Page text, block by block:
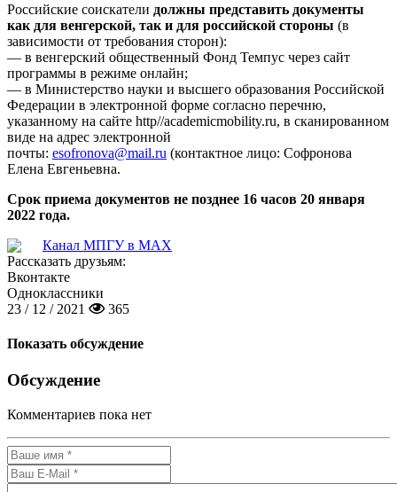
Российские соискатели должны представить документы
как для венгерской, так и для российской стороны (в
зависимости от требования сторон):
— в венгерский общественный Фонд Темпус через сайт
программы в режиме онлайн;
— в Министерство науки и высшего образования Российской
Федерации в электронной форме согласно перечню,
указанному на сайте http//academicmobility.ru, в сканированном
виде на адрес электронной
почты: esofronova@mail.ru (контактное лицо: Софронова
Елена Евгеньевна.
Срок приема документов не позднее 16 часов 20 января
2022 года.
Канал МПГУ в MAX
Рассказать друзьям:
Вконтакте
Одноклассники
23 / 12 / 2021
365
Показать обсуждение
Обсуждение
Комментариев пока нет